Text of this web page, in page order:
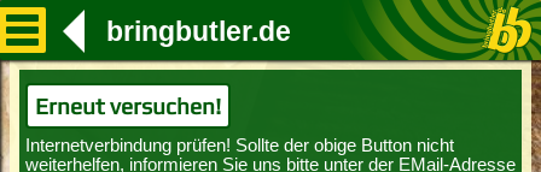
bringbutler.de
Erneut versuchen!